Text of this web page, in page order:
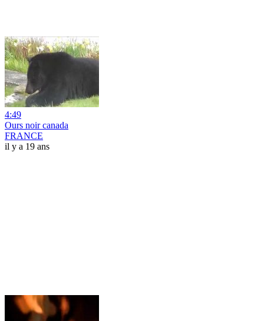
4:49
Ours noir canada
FRANCE
il y a 19 ans